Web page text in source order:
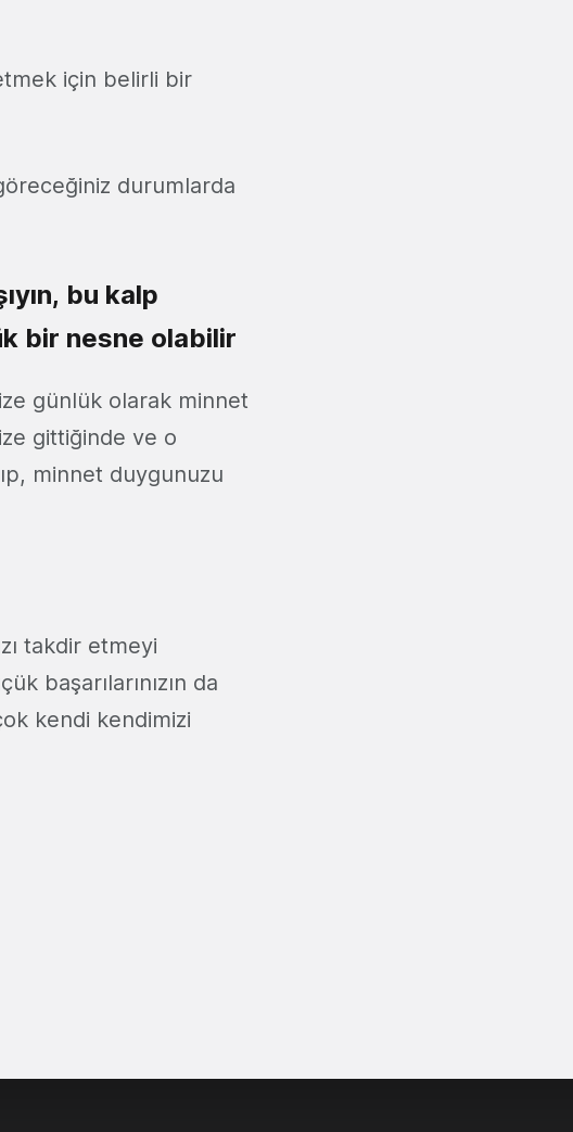
için belirli bir
durumlarda
bu kalp
bir nesne olabilir
günlük olarak minnet
gittiğinde ve o
minnet duygunuzu
takdir etmeyi
başarılarınızın da
kendi kendimizi